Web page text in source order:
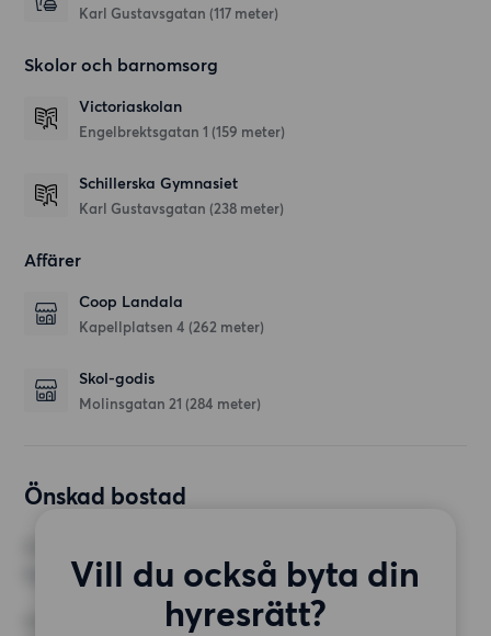
Karl Gustavsgatan (117 meter)
Skolor och barnomsorg
Victoriaskolan
Engelbrektsgatan 1 (159 meter)
Schillerska Gymnasiet
Karl Gustavsgatan (238 meter)
Affärer
Coop Landala
Kapellplatsen 4 (262 meter)
Skol-godis
Molinsgatan 21 (284 meter)
Önskad bostad
Vill du också byta din
hyresrätt?
MINST ANTAL KVADRATMETER